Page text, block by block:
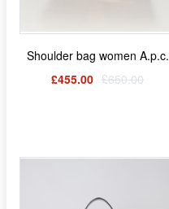
Shoulder bag women A.p.c.
£455.00 £650.00